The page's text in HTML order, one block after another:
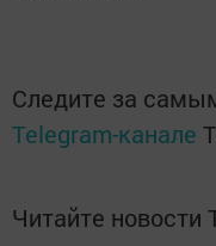
Следите за
Telegram-канале
Читайте новости